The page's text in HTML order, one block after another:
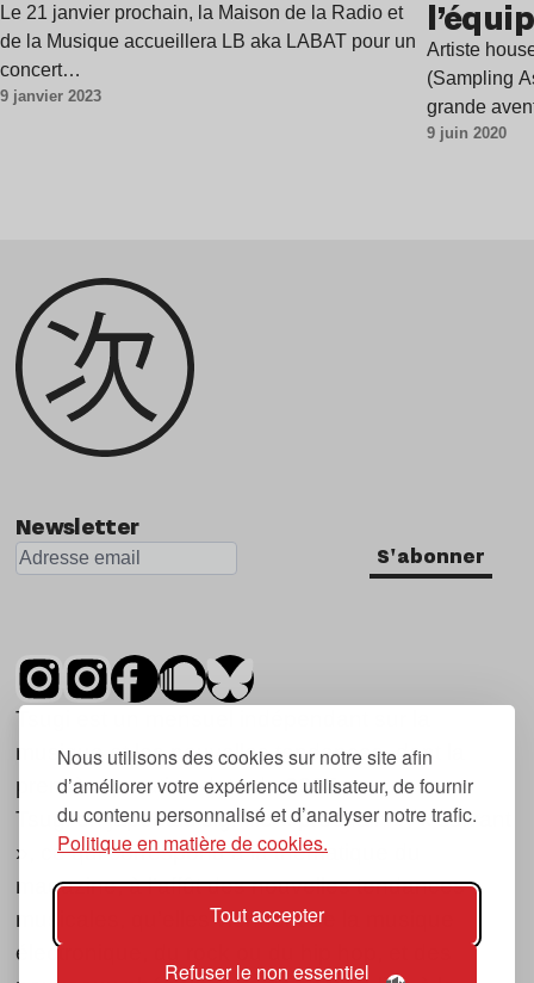
Nous utilisons des cookies sur notre site afin
d’améliorer votre expérience utilisateur, de fournir
du contenu personnalisé et d’analyser notre trafic.
Politique en matière de cookies.
Tout accepter
Refuser le non essentiel
360/clubbing !
Le 21 janvier prochain, la Maison de la Radio et
de la Musique accueillera LB aka LABAT pour un
concert…
9 janvier 2023
Artiste
(Sampling
grande
9 juin 2020
Newsletter
S'abonner
Tsugi est un mensuel indépendant sur la
musique et les nouvelles tendances, dont la
première parution date de 2007.
Tsugi en japonais signifie « prochain », « suivant
», ce qui correspond à la thématique du
magazine, à l’affût des nouvelles tendances
musicales, qu’elles viennent de la musique
électronique, du rock ou du hip hop, et des